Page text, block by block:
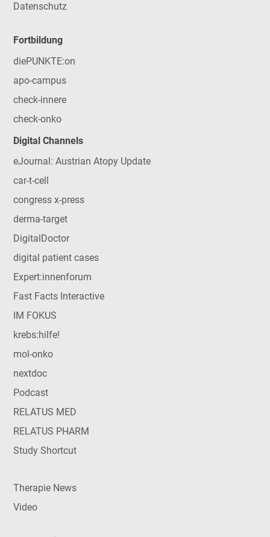
Datenschutz
Fortbildung
diePUNKTE:on
apo-campus
check-innere
check-onko
Digital Channels
eJournal: Austrian Atopy Update
car-t-cell
congress x-press
derma-target
DigitalDoctor
digital patient cases
Expert:innenforum
Fast Facts Interactive
IM FOKUS
krebs:hilfe!
mol-onko
nextdoc
Podcast
RELATUS MED
RELATUS PHARM
Study Shortcut
Therapie News
Video